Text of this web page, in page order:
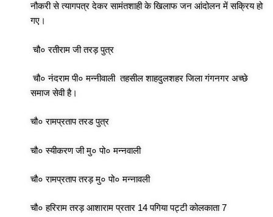
नौकरी से त्यागपत्र देकर सामंतशाही के खिलाफ जन आंदोलन में सक्रिय हो
गए।
चौ० रतीराम जी तरड़ पुत्र
चौ० नंदराम पी० मन्नीवाली तहसील शाहदुलशहर जिला गंगनगर अच्छे
समाज सेवी है।
चौ० रामप्रताप तरड पुत्र
चौ० स्यीकरण जी मु० पो० मन्नवाली
चौ० रामप्रताप तरड़ मु० पो० मन्नावली
चौ० हरिराम तरड़ आशाराम प्रतार 14 पगिया पट्टी कोलकाता 7